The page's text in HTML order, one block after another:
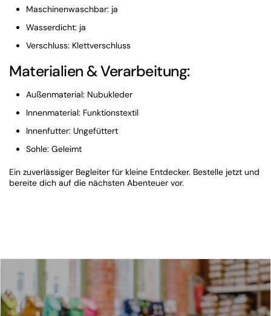
Maschinenwaschbar: ja
Wasserdicht: ja
Verschluss: Klettverschluss
Materialien & Verarbeitung:
Außenmaterial: Nubukleder
Innenmaterial: Funktionstextil
Innenfutter: Ungefüttert
Sohle: Geleimt
Ein zuverlässiger Begleiter für kleine Entdecker. Bestelle jetzt und
bereite dich auf die nächsten Abenteuer vor.